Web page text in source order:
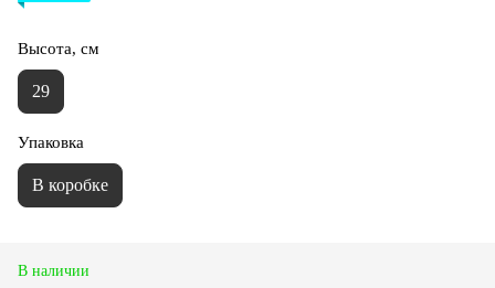
Высота, см
29
Упаковка
В коробке
В наличии